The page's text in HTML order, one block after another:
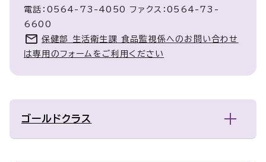
電話：0564-73-4050 ファクス：0564-73-
6600
保健部 生活衛生課 食品監視係へのお問い合わせ
は専用のフォームをご利用ください
ゴールドクラス